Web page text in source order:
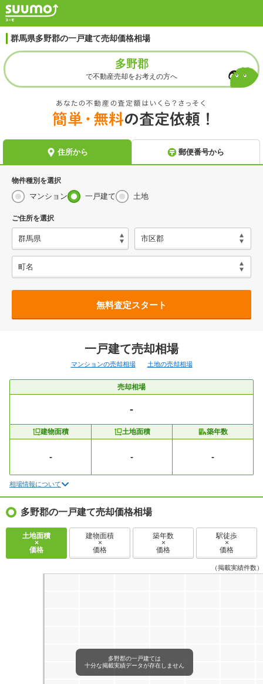
群馬県多野郡の一戸建て売却価格相場
多野郡
で不動産売却をお考えの方へ
物件種別を選択
マンション 一戸建て 土地
ご住所を選択
無料査定スタート
一戸建て売却相場
マンションの売却相場 土地の売却相場
売却相場
-
建物面積
-
土地面積
-
築年数
-
相場情報について
多野郡の一戸建て売却価格相場
土地面積
×
価格
建物面積
×
価格
築年数
×
価格
駅徒歩
×
価格
（掲載実績件数）
多野郡の一戸建ては
十分な掲載実績データが存在しません